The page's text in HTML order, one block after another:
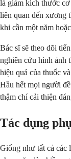
là giảm kích thước
liên quan đến xương
khi cần một năm
Bác sĩ sẽ theo dõi
nghiên cứu hình ảnh
hiệu quả của thuốc
Hầu hết mọi người
thậm chí cải thiện
Tác dụng
Giống như tất cả các